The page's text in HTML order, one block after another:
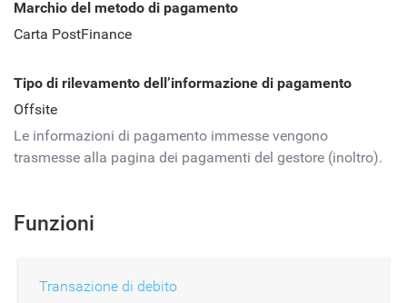
Marchio del metodo di pagamento
Carta PostFinance
Tipo di rilevamento dell’informazione di pagamento
Offsite
Le informazioni di pagamento immesse vengono
trasmesse alla pagina dei pagamenti del gestore (inoltro).
Funzioni
Transazione di debito